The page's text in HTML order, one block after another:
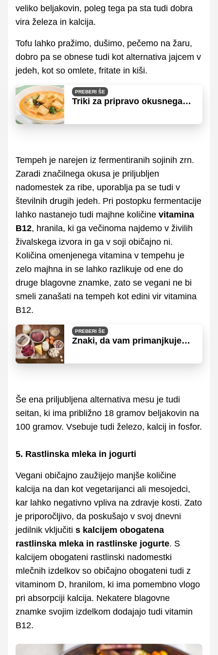
veliko beljakovin, poleg tega pa sta tudi dobra
vira železa in kalcija.
Tofu lahko pražimo, dušimo, pečemo na žaru,
dobro pa se obnese tudi kot alternativa jajcem v
jedeh, kot so omlete, fritate in kiši.
PREBERI ŠE
Triki za pripravo okusnega
Tempeh je narejen iz fermentiranih sojinih zrn.
Zaradi značilnega okusa je priljubljen
nadomestek za ribe, uporablja pa se tudi v
številnih drugih jedeh. Pri postopku fermentacije
lahko nastanejo tudi majhne količine vitamina
B12, hranila, ki ga večinoma najdemo v živilih
živalskega izvora in ga v soji običajno ni.
Količina omenjenega vitamina v tempehu je
zelo majhna in se lahko razlikuje od ene do
druge blagovne znamke, zato se vegani ne bi
smeli zanašati na tempeh kot edini vir vitamina
B12.
PREBERI ŠE
Znaki, da vam primanjkuje
Še ena priljubljena alternativa mesu je tudi
seitan, ki ima približno 18 gramov beljakovin na
100 gramov. Vsebuje tudi železo, kalcij in fosfor.
5. Rastlinska mleka in jogurti
Vegani običajno zaužijejo manjše količine
kalcija na dan kot vegetarijanci ali mesojedci,
kar lahko negativno vpliva na zdravje kosti. Zato
je priporočljivo, da poskušajo v svoj dnevni
jedilnik vključiti s kalcijem obogatena
rastlinska mleka in rastlinske jogurte. S
kalcijem obogateni rastlinski nadomestki
mlečnih izdelkov so običajno obogateni tudi z
vitaminom D, hranilom, ki ima pomembno vlogo
pri absorpciji kalcija. Nekatere blagovne
znamke svojim izdelkom dodajajo tudi vitamin
B12.